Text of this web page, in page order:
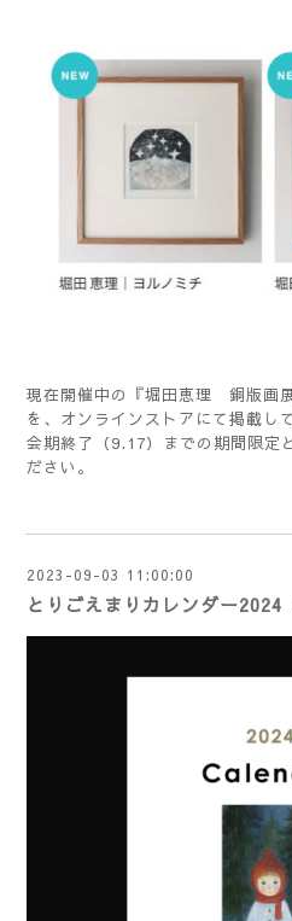
現在開催中の『堀田恵理 銅版画
を、 オンラインストア にて掲載し
会期終了（9.17）までの期間限定
ださい。
2023-09-03 11:00:00
とりごえまりカレンダー2024